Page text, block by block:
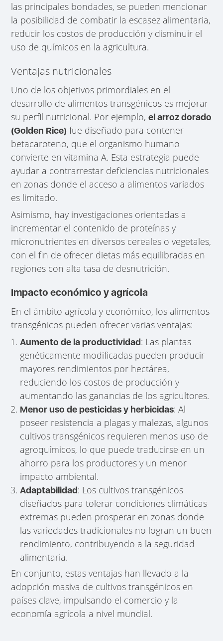
las principales bondades, se pueden mencionar
la posibilidad de combatir la escasez alimentaria,
reducir los costos de producción y disminuir el
uso de químicos en la agricultura.
Ventajas nutricionales
Uno de los objetivos primordiales en el
desarrollo de alimentos transgénicos es mejorar
su perfil nutricional. Por ejemplo,el arroz dorado
(Golden Rice) fue diseñado para contener
betacaroteno, que el organismo humano
convierte en vitamina A. Esta estrategia puede
ayudar a contrarrestar deficiencias nutricionales
en zonas donde el acceso a alimentos variados
es limitado.
Asimismo, hay investigaciones orientadas a
incrementar el contenido de proteínas y
micronutrientes en diversos cereales o vegetales,
con el fin de ofrecer dietas más equilibradas en
regiones con alta tasa de desnutrición.
Impacto económico y agrícola
En el ámbito agrícola y económico, los alimentos
transgénicos pueden ofrecer varias ventajas:
Aumento de la productividad: Las plantas
genéticamente modificadas pueden producir
mayores rendimientos por hectárea,
reduciendo los costos de producción y
aumentando las ganancias de los agricultores.
Menor uso de pesticidas y herbicidas: Al
poseer resistencia a plagas y malezas, algunos
cultivos transgénicos requieren menos uso de
agroquímicos, lo que puede traducirse en un
ahorro para los productores y un menor
impacto ambiental.
Adaptabilidad: Los cultivos transgénicos
diseñados para tolerar condiciones climáticas
extremas pueden prosperar en zonas donde
las variedades tradicionales no logran un buen
rendimiento, contribuyendo a la seguridad
alimentaria.
En conjunto, estas ventajas han llevado a la
adopción masiva de cultivos transgénicos en
países clave, impulsando el comercio y la
economía agrícola a nivel mundial.